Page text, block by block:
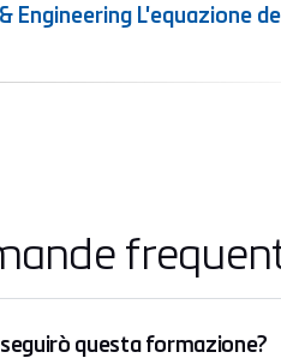
Engineering L'equazione
questa formazione?